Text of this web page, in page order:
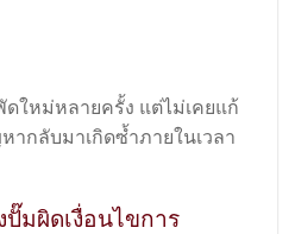
ดใหม่หลายครั้ง แต่ไม่เคยแก้
กลับมาเกิดซ้ำภายในเวลา
มผิดเงื่อนไขการ